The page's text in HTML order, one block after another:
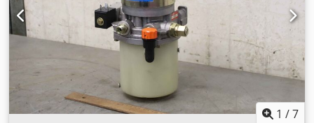
1 /7